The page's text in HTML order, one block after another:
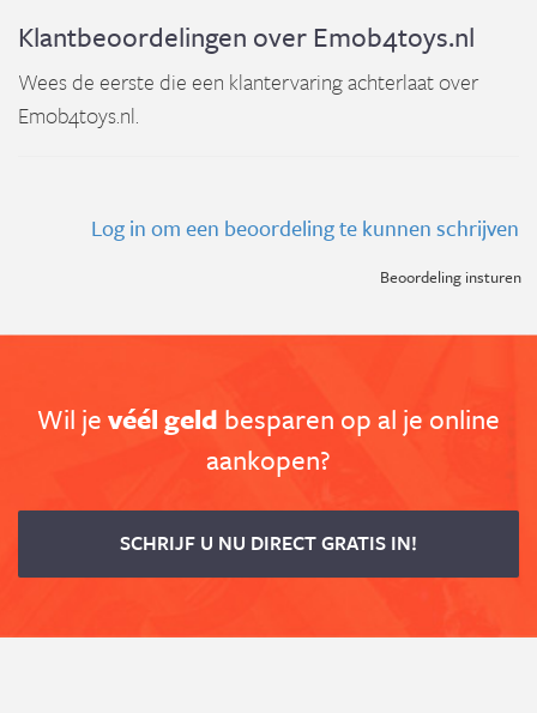
Klantbeoordelingen over Emob4toys.nl
Wees de eerste die een klantervaring achterlaat over
Emob4toys.nl.
Log in om een beoordeling te kunnen schrijven
Beoordeling insturen
Wil jevéél geld besparen op al je online
aankopen?
SCHRIJF U NU DIRECT GRATIS IN!